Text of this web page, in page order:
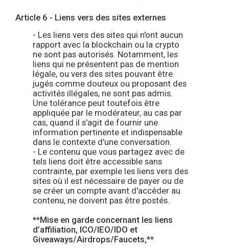
Article 6 - Liens vers des sites externes
- Les liens vers des sites qui n'ont aucun
rapport avec la blockchain ou la crypto
ne sont pas autorisés. Notamment, les
liens qui ne présentent pas de mention
légale, ou vers des sites pouvant être
jugés comme douteux ou proposant des
activités illégales, ne sont pas admis.
Une tolérance peut toutefois être
appliquée par le modérateur, au cas par
cas, quand il s'agit de fournir une
information pertinente et indispensable
dans le contexte d'une conversation.
- Le contenu que vous partagez avec de
tels liens doit être accessible sans
contrainte, par exemple les liens vers des
sites où il est nécessaire de payer ou de
se créer un compte avant d'accéder au
contenu, ne doivent pas être postés.
**Mise en garde concernant les liens
d’affiliation, ICO/IEO/IDO et
Giveaways/Airdrops/Faucets,**